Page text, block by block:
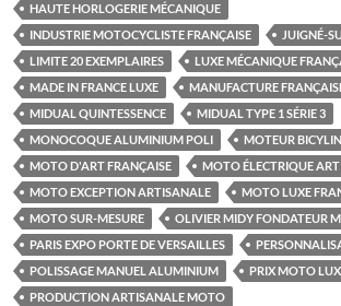
HAUTE HORLOGERIE MÉCANIQUE
INDUSTRIE MOTOCYCLISTE FRANÇAISE
JUIGNÉ-
LIMITE 20 EXEMPLAIRES
LUXE MÉCANIQUE
MADE IN FRANCE LUXE
MANUFACTURE
MIDUAL QUINTESSENCE
MIDUAL TYPE 1 SÉRIE 3
MONOCOQUE ALUMINIUM POLI
MOTEUR
MOTO D'ART FRANÇAISE
MOTO ÉLECTRIQUE
MOTO EXCEPTION ARTISANALE
MOTO LUXE
MOTO SUR-MESURE
OLIVIER MIDY FONDATEUR
PARIS EXPO PORTE DE VERSAILLES
POLISSAGE MANUEL ALUMINIUM
PRIX MOTO
PRODUCTION ARTISANALE MOTO